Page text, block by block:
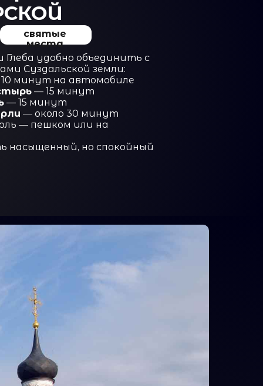
удобно объединить с
Суздальской земли:
минут на автомобиле
— 15 минут
— 15 минут
— около 30 минут
— пешком или на
насыщенный, но спокойный
святые
места